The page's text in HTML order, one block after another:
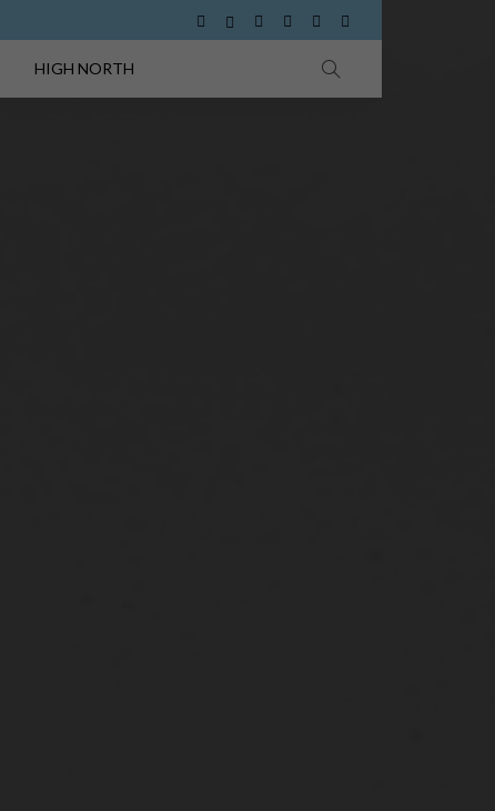
HIGH NORTH